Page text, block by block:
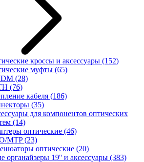
кроссы и аксессуары (152)
муфты (65)
(28)
(76)
кабеля (186)
(35)
для компонентов оптических
(14)
оптические (46)
MTP(23)
оптические (20)
органайзеры 19'' и аксессуары (383)